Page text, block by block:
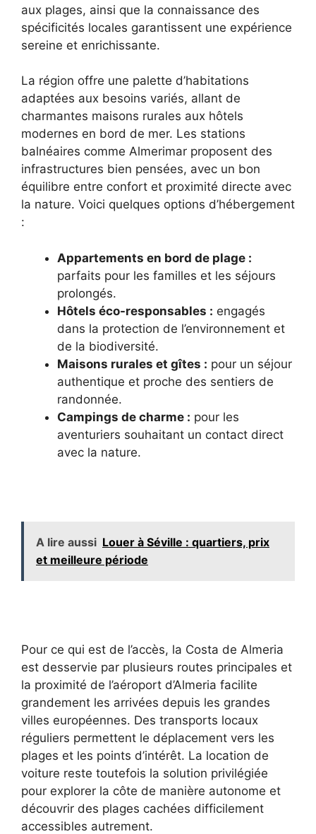
aux plages, ainsi que la connaissance des
spécificités locales garantissent une expérience
sereine et enrichissante.
La région offre une palette d’habitations
adaptées aux besoins variés, allant de
charmantes maisons rurales aux hôtels
modernes en bord de mer. Les stations
balnéaires comme Almerimar proposent des
infrastructures bien pensées, avec un bon
équilibre entre confort et proximité directe avec
la nature. Voici quelques options d’hébergement
:
Appartements en bord de plage :
parfaits pour les familles et les séjours
prolongés.
Hôtels éco-responsables : engagés
dans la protection de l’environnement et
de la biodiversité.
Maisons rurales et gîtes : pour un séjour
authentique et proche des sentiers de
randonnée.
Campings de charme : pour les
aventuriers souhaitant un contact direct
avec la nature.
A lire aussi Louer à Séville : quartiers, prix
et meilleure période
Pour ce qui est de l’accès, la Costa de Almeria
est desservie par plusieurs routes principales et
la proximité de l’aéroport d’Almeria facilite
grandement les arrivées depuis les grandes
villes européennes. Des transports locaux
réguliers permettent le déplacement vers les
plages et les points d’intérêt. La location de
voiture reste toutefois la solution privilégiée
pour explorer la côte de manière autonome et
découvrir des plages cachées difficilement
accessibles autrement.